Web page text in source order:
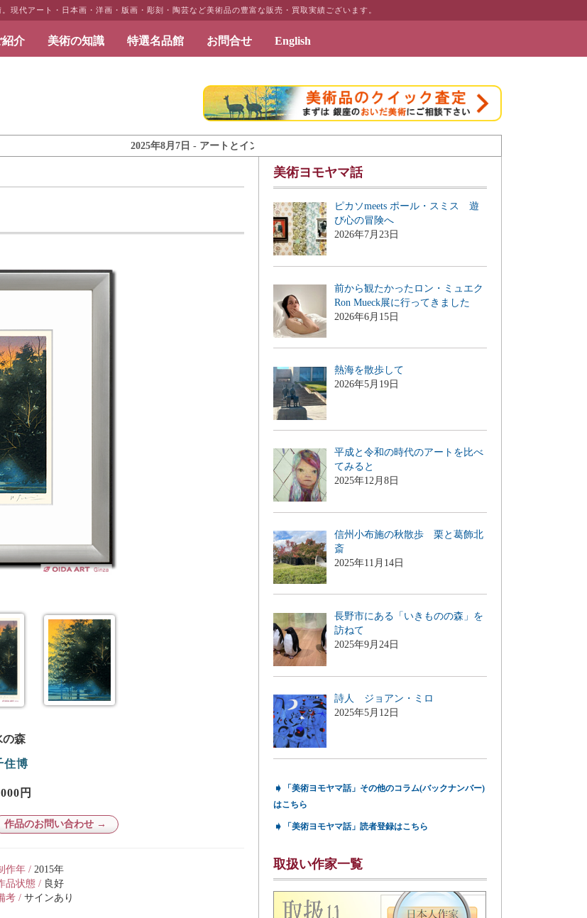
現代アート・日本画・洋画・版画・彫刻・陶芸など美術品の豊富な販売・買取実績ございます。
介 美術の知識 特選名品館 お問合せ English
2025年8月7日 - アートとインテリアのギャラリーページ「絵画のある暮らしを」を公開致しました
の森
住博
円
作品のお問い合わせ →
作年 / 2015年
品状態 / 良好
考 / サインあり
美術ヨモヤマ話
ピカソmeets ポール・スミス 遊
び心の冒険へ
2026年7月23日
前から観たかったロン・ミュエク
Ron Mueck展に行ってきました
2026年6月15日
熱海を散歩して
2026年5月19日
平成と令和の時代のアートを比べ
てみると
2025年12月8日
信州小布施の秋散歩 栗と葛飾北
斎
2025年11月14日
長野市にある「いきものの森」を
訪ねて
2025年9月24日
詩人 ジョアン・ミロ
2025年5月12日
➧
「美術ヨモヤマ話」その他のコラム(バックナンバー)
はこちら
➧ 「美術ヨモヤマ話」読者登録はこちら
取扱い作家一覧